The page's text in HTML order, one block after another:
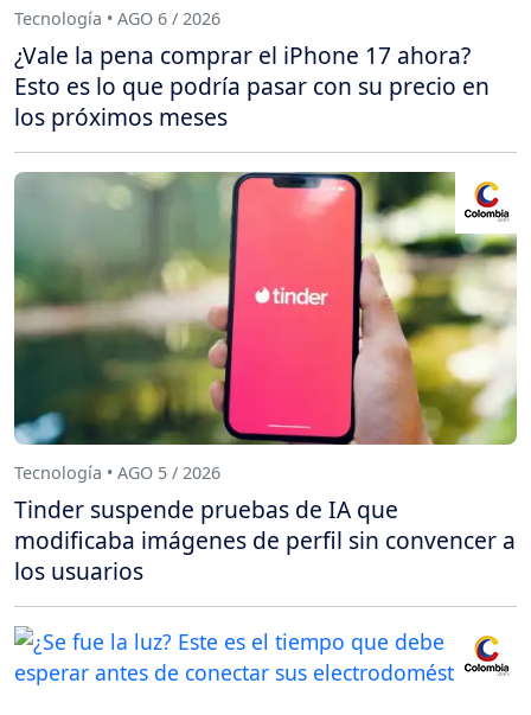
Tecnología • AGO 6 / 2026
¿Vale la pena comprar el iPhone 17 ahora?
Esto es lo que podría pasar con su precio en
los próximos meses
Tecnología • AGO 5 / 2026
Tinder suspende pruebas de IA que
modificaba imágenes de perfil sin convencer a
los usuarios